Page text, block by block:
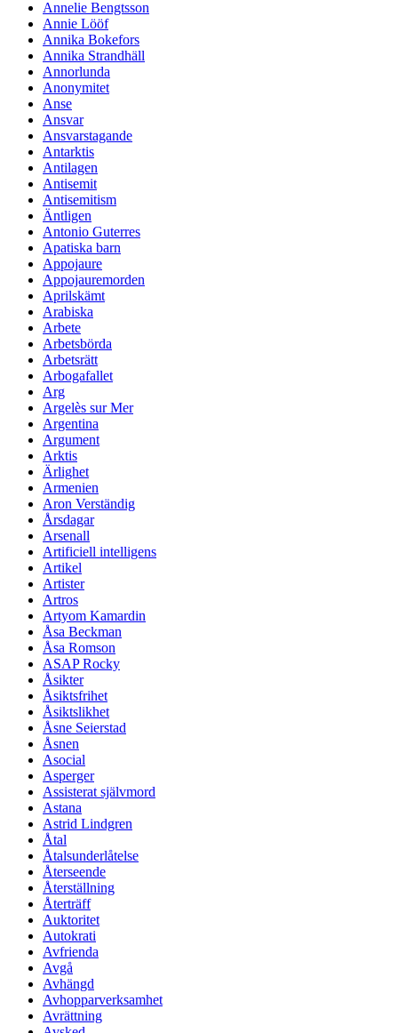
Annelie Bengtsson
Annie Lööf
Annika Bokefors
Annika Strandhäll
Annorlunda
Anonymitet
Anse
Ansvar
Ansvarstagande
Antarktis
Antilagen
Antisemit
Antisemitism
Äntligen
Antonio Guterres
Apatiska barn
Appojaure
Appojauremorden
Aprilskämt
Arabiska
Arbete
Arbetsbörda
Arbetsrätt
Arbogafallet
Arg
Argelès sur Mer
Argentina
Argument
Arktis
Ärlighet
Armenien
Aron Verständig
Årsdagar
Arsenall
Artificiell intelligens
Artikel
Artister
Artros
Artyom Kamardin
Åsa Beckman
Åsa Romson
ASAP Rocky
Åsikter
Åsiktsfrihet
Åsiktslikhet
Åsne Seierstad
Åsnen
Asocial
Asperger
Assisterat självmord
Astana
Astrid Lindgren
Åtal
Åtalsunderlåtelse
Återseende
Återställning
Återträff
Auktoritet
Autokrati
Avfrienda
Avgå
Avhängd
Avhopparverksamhet
Avrättning